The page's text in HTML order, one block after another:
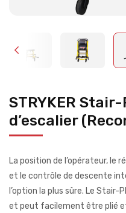
STRYKER
d’escalier
La position de l’opérateur, le
et le contrôle de descente
l’option la plus sûre. Le
et peut facilement être plié